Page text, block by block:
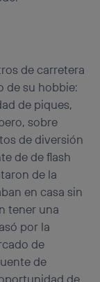
de carretera
de su hobbie:
de piques,
sobre
de diversión
de de flash
de la
en casa sin
tener una
por la
de
de
de
seleccionando